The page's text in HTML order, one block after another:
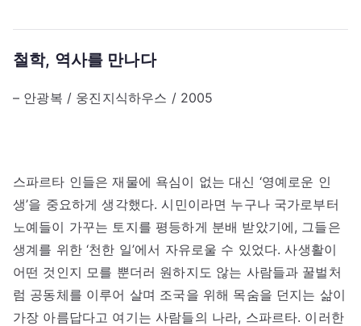
철학, 역사를 만나다
– 안광복 / 웅진지식하우스 / 2005
스파르타 인들은 재물에 욕심이 없는 대신 ‘영예로운 인
생’을 중요하게 생각했다. 시민이라면 누구나 국가로부터
노예들이 가꾸는 토지를 평등하게 분배 받았기에, 그들은
생계를 위한 ‘천한 일’에서 자유로울 수 있었다. 사생활이
어떤 것인지 모를 뿐더러 원하지도 않는 사람들과 꿀벌처
럼 공동체를 이루어 살며 조국을 위해 목숨을 던지는 삶이
가장 아름답다고 여기는 사람들의 나라, 스파르타. 이러한